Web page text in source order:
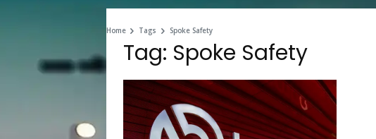
Home Tags Spoke Safety
Tag: Spoke Safety